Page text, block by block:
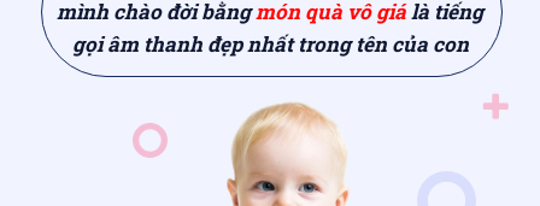
mình chào đời bằngmón quà vô giálà tiếng
gọi âm thanh đẹp nhất trong tên của con